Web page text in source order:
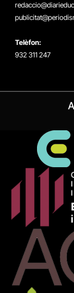
Telèfon:
932 311 247